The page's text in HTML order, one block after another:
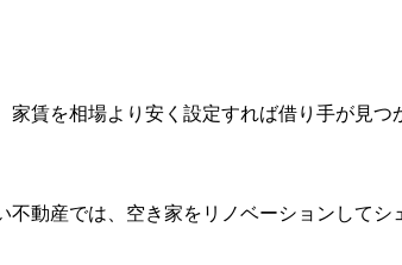
賃を相場より安く設定すれば借り手が見つ
動産では、空き家をリノベーションしてシ